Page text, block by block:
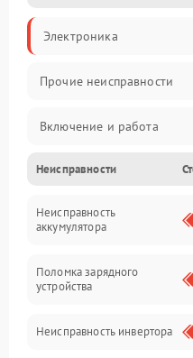
Электроника
Прочие неисправности
Включение и работа
Работа с нагрузкой
Звук и индикация
Неисправности
Неисправность
аккумулятора
Поломка зарядного
устройства
Неисправность инвертора